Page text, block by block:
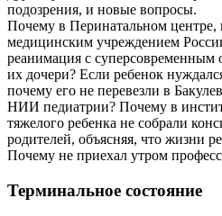
подозрения, и новые вопросы.
Почему в Перинатальном
медицинским учреждением
реанимация с суперсовременным
их дочери? Если ребенок
почему его не перевезли в
НИИ педиатрии? Почему в
тяжелого ребенка не собрали
родителей, объясняя, что жизни
Почему не приехал утром
Терминальное состояние